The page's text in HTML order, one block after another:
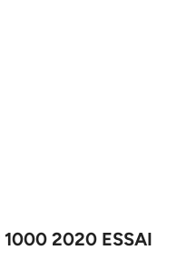
1000 2020 ESSAI